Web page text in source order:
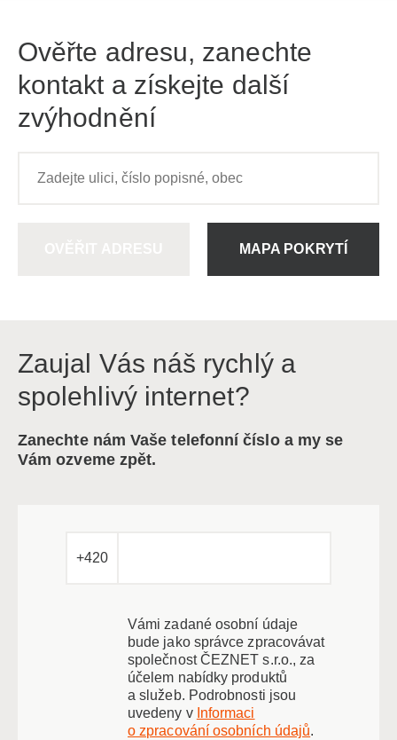
Ověřte adresu, zanechte
kontakt a získejte další
zvýhodnění
MAPA POKRYTÍ
Zaujal Vás náš rychlý a
spolehlivý internet?
Zanechte nám Vaše telefonní číslo a my se
Vám ozveme zpět.
+420
Vámi zadané osobní údaje
bude jako správce zpracovávat
společnost ČEZNET s.r.o., za
účelem nabídky produktů
a služeb. Podrobnosti jsou
uvedeny v Informaci
o zpracování osobních údajů.